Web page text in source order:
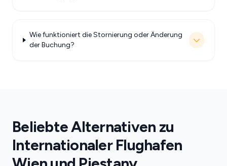
Wie funktioniert die Stornierung oder Änderung
der Buchung?
Beliebte Alternativen zu
Internationaler Flughafen